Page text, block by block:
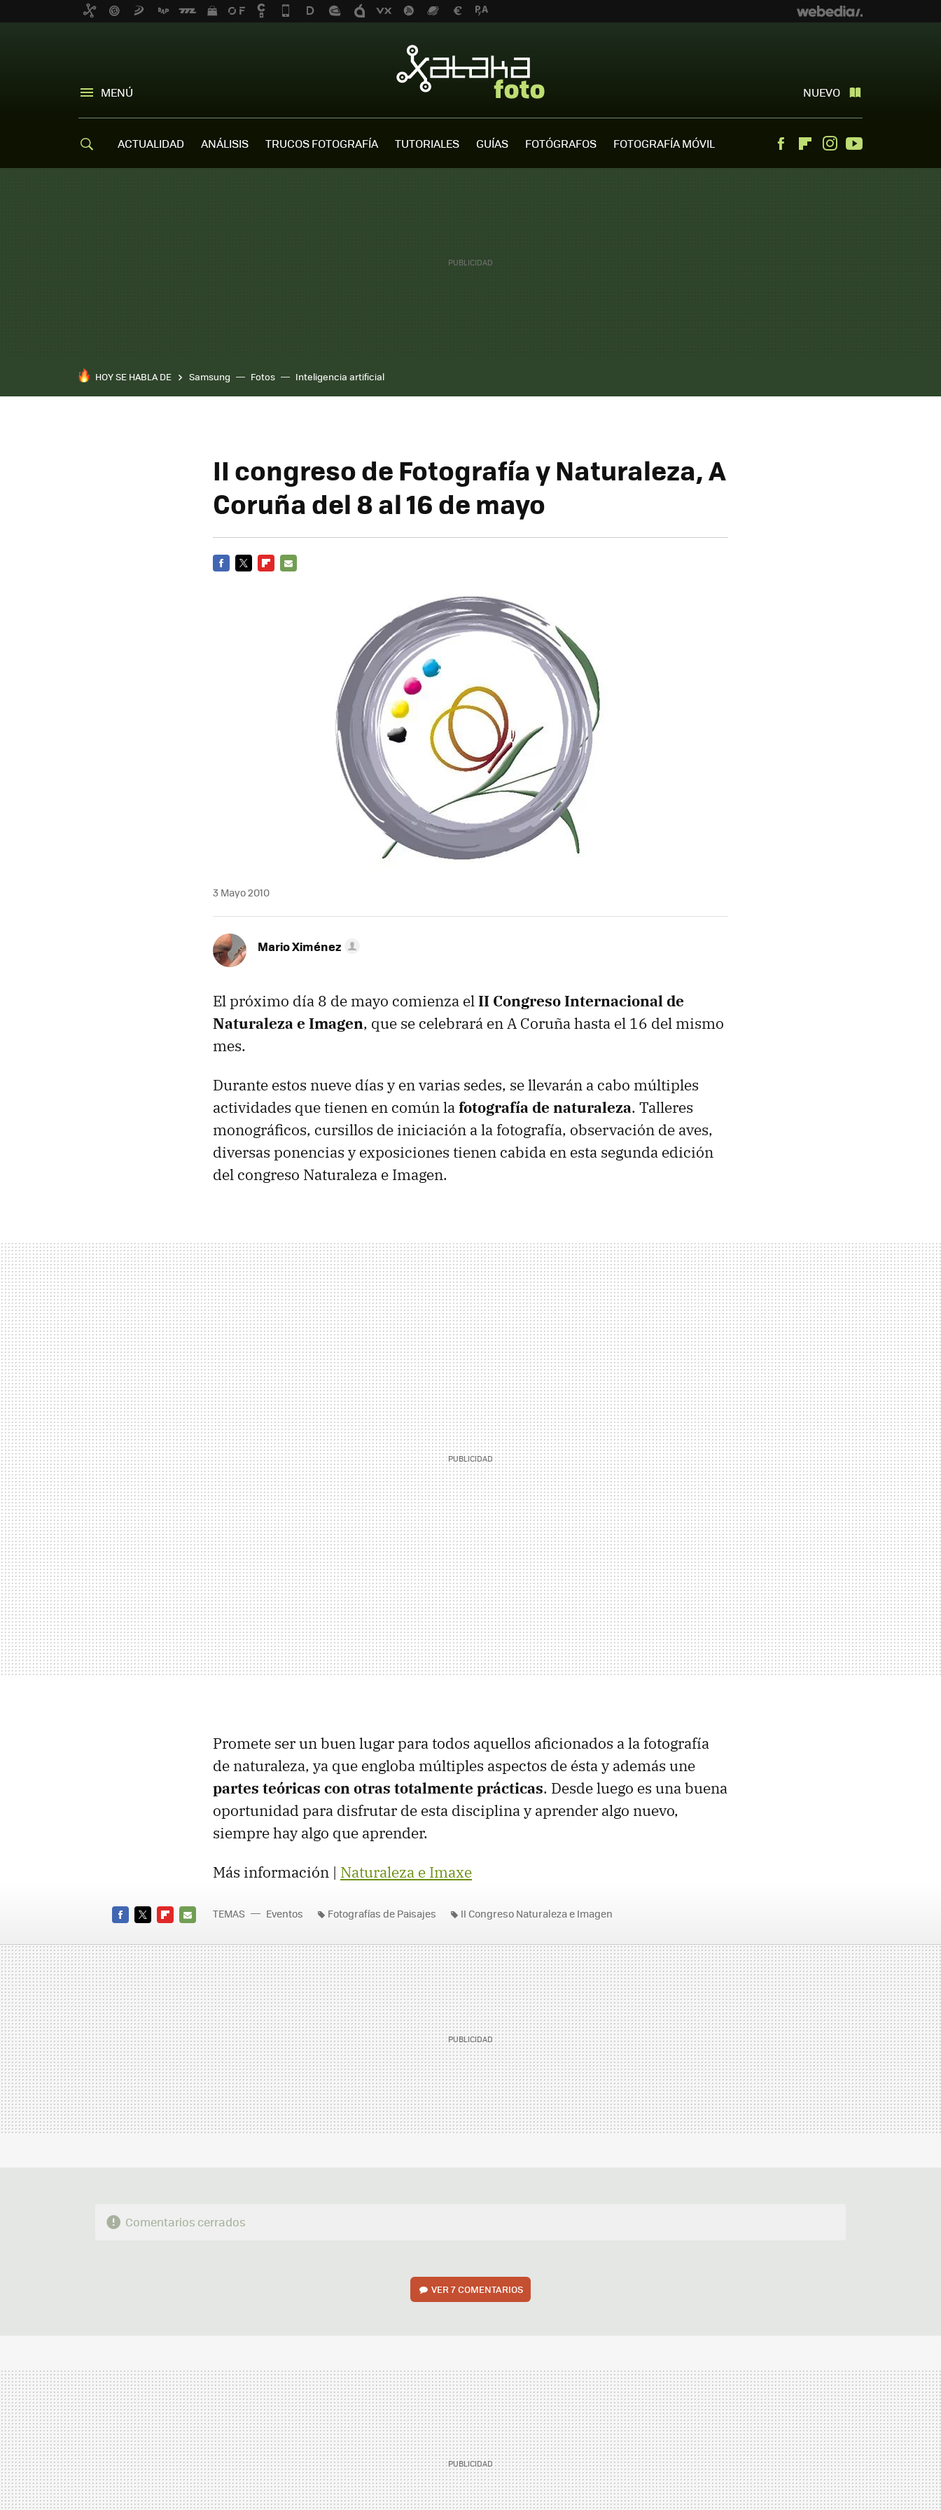
MENÚ NUEVO
ACTUALIDAD ANÁLISIS TRUCOS FOTOGRAFÍA TUTORIALES GUÍAS FOTÓGRAFOS FOTOGRAFÍA MÓVIL FacebookFlipboardInstagram
HOY SE HABLA DE Samsung Fotos Inteligencia artificial
II congreso de Fotografía y Naturaleza, A
Coruña del 8 al 16 de mayo
3 Mayo 2010
Mario Ximénez
El próximo día 8 de mayo comienza elII Congreso Internacional de
Naturaleza e Imagen, que se celebrará en A Coruña hasta el 16 del mismo
mes.
Durante estos nueve días y en varias sedes, se llevarán a cabo múltiples
actividades que tienen en común lafotografía de naturaleza. Talleres
monográficos, cursillos de iniciación a la fotografía, observación de aves,
diversas ponencias y exposiciones tienen cabida en esta segunda edición
del congreso Naturaleza e Imagen.
Promete ser un buen lugar para todos aquellos aficionados a la fotografía
de naturaleza, ya que engloba múltiples aspectos de ésta y además une
partes teóricas con otras totalmente prácticas. Desde luego es una buena
oportunidad para disfrutar de esta disciplina y aprender algo nuevo,
siempre hay algo que aprender.
Más información | Naturaleza e Imaxe
MAIL
TEMAS Eventos Fotografías de Paisajes II Congreso Naturaleza e Imagen
Comentarios cerrados
VER7 COMENTARIOS